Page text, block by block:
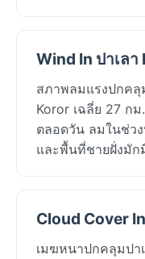
Wind In ปาเลา
สภาพลมแรงปกคลุ
Koror เฉลี่ย 27 ก
ตลอดวัน ลมในช่ว
และพื้นที่ชายฝั่งมั
Cloud Cover
เมฆหนาปกคลุมปา